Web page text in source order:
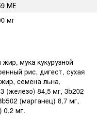
МЕ
мг
мука кукурузной
рис, дигест, сухая
семена льна,
(железо) 84,5 мг, 3b202
(марганец) 8,7 мг,
0,2 мг.